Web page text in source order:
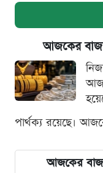
আজকের
পার্থক্য রয়েছে।
আজকের